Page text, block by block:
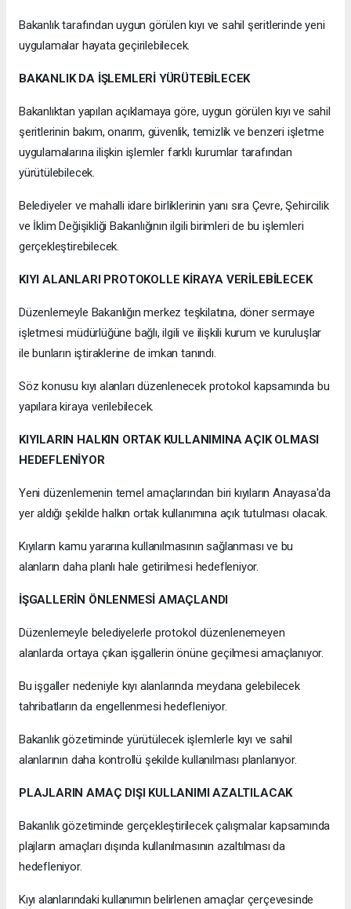
Bakanlık tarafından uygun görülen kıyı ve sahil şeritlerinde yeni
uygulamalar hayata geçirilebilecek.
BAKANLIK DA İŞLEMLERİ YÜRÜTEBİLECEK
Bakanlıktan yapılan açıklamaya göre, uygun görülen kıyı ve sahil
şeritlerinin bakım, onarım, güvenlik, temizlik ve benzeri işletme
uygulamalarına ilişkin işlemler farklı kurumlar tarafından
yürütülebilecek.
Belediyeler ve mahalli idare birliklerinin yanı sıra Çevre, Şehircilik
ve İklim Değişikliği Bakanlığının ilgili birimleri de bu işlemleri
gerçekleştirebilecek.
KIYI ALANLARI PROTOKOLLE KİRAYA VERİLEBİLECEK
Düzenlemeyle Bakanlığın merkez teşkilatına, döner sermaye
işletmesi müdürlüğüne bağlı, ilgili ve ilişkili kurum ve kuruluşlar
ile bunların iştiraklerine de imkan tanındı.
Söz konusu kıyı alanları düzenlenecek protokol kapsamında bu
yapılara kiraya verilebilecek.
KIYILARIN HALKIN ORTAK KULLANIMINA AÇIK OLMASI
HEDEFLENİYOR
Yeni düzenlemenin temel amaçlarından biri kıyıların Anayasa'da
yer aldığı şekilde halkın ortak kullanımına açık tutulması olacak.
Kıyıların kamu yararına kullanılmasının sağlanması ve bu
alanların daha planlı hale getirilmesi hedefleniyor.
İŞGALLERİN ÖNLENMESİ AMAÇLANDI
Düzenlemeyle belediyelerle protokol düzenlenemeyen
alanlarda ortaya çıkan işgallerin önüne geçilmesi amaçlanıyor.
Bu işgaller nedeniyle kıyı alanlarında meydana gelebilecek
tahribatların da engellenmesi hedefleniyor.
Bakanlık gözetiminde yürütülecek işlemlerle kıyı ve sahil
alanlarının daha kontrollü şekilde kullanılması planlanıyor.
PLAJLARIN AMAÇ DIŞI KULLANIMI AZALTILACAK
Bakanlık gözetiminde gerçekleştirilecek çalışmalar kapsamında
plajların amaçları dışında kullanılmasının azaltılması da
hedefleniyor.
Kıyı alanlarındaki kullanımın belirlenen amaçlar çerçevesinde